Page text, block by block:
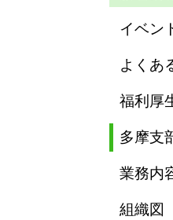
イベン
よくあ
福利厚
多摩支
業務内
組織図